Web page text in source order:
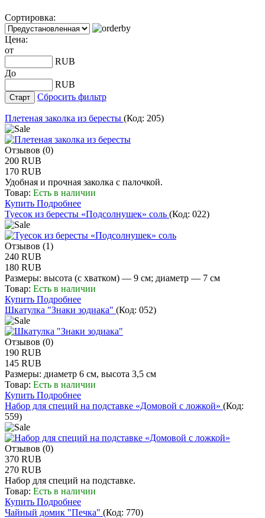
Сортировка:
Цена:
от
RUB
До
RUB
Сбросить фильтр
Плетеная заколка из бересты (Код: 205)
Отзывов (0)
200 RUB
170 RUB
Удобная и прочная заколка c палочкой.
Товар: Есть в наличии
Купить Подробнее
Туесок из бересты «Подсолнушек» соль (Код: 022)
Отзывов (1)
240 RUB
180 RUB
Размеры: высота (с хватком) — 9 см; диаметр — 7 см
Товар: Есть в наличии
Купить Подробнее
Шкатулка "Знаки зодиака" (Код: 052)
Отзывов (0)
190 RUB
145 RUB
Размеры: диаметр 6 см, высота 3,5 см
Товар: Есть в наличии
Купить Подробнее
Набор для специй на подставке «Домовой с ложкой» (Код:
559)
Отзывов (0)
370 RUB
270 RUB
Набор для специй на подставке.
Товар: Есть в наличии
Купить Подробнее
Чайный домик "Печка" (Код: 770)